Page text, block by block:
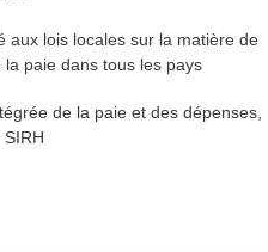
aux lois locales sur la matière de
la paie dans tous les pays
de la paie et des dépenses,